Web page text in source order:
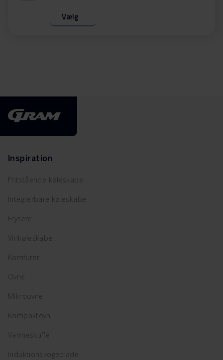
Vælg
Inspiration
Fritstående køleskabe
Integrerbare køleskabe
Frysere
Vinkøleskabe
Komfurer
Ovne
Mikroovne
Kompaktovn
Varmeskuffe
Induktionskogeplade